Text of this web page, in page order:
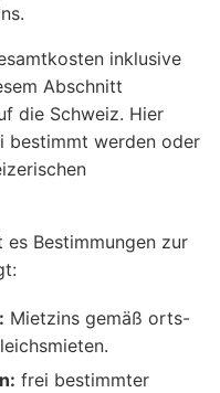
inklusive
Abschnitt
die Schweiz. Hier
bestimmt werden oder
es Bestimmungen zur
Mietzins gemäß orts-
frei bestimmter